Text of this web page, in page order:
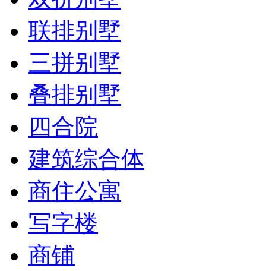
联排别墅
三拼别墅
叠排别墅
四合院
建筑综合体
商住公寓
写字楼
商铺